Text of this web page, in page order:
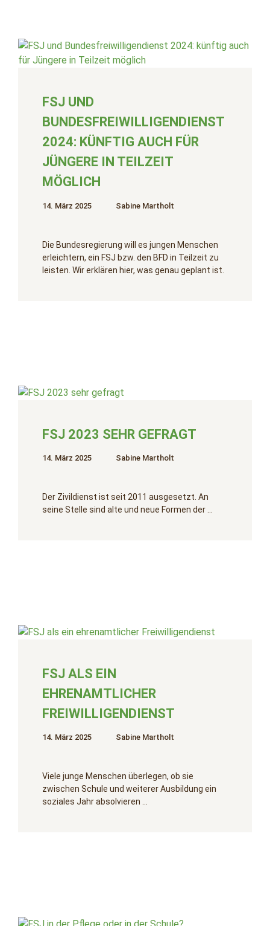
FSJ UND
BUNDESFREIWILLIGENDIENST
2024: KÜNFTIG AUCH FÜR
JÜNGERE IN TEILZEIT
MÖGLICH
14. März 2025 Sabine Martholt
Die Bundesregierung will es jungen Menschen
erleichtern, ein FSJ bzw. den BFD in Teilzeit zu
leisten. Wir erklären hier, was genau geplant ist.
FSJ 2023 SEHR GEFRAGT
14. März 2025 Sabine Martholt
Der Zivildienst ist seit 2011 ausgesetzt. An
seine Stelle sind alte und neue Formen der …
FSJ ALS EIN
EHRENAMTLICHER
FREIWILLIGENDIENST
14. März 2025 Sabine Martholt
Viele junge Menschen überlegen, ob sie
zwischen Schule und weiterer Ausbildung ein
soziales Jahr absolvieren …